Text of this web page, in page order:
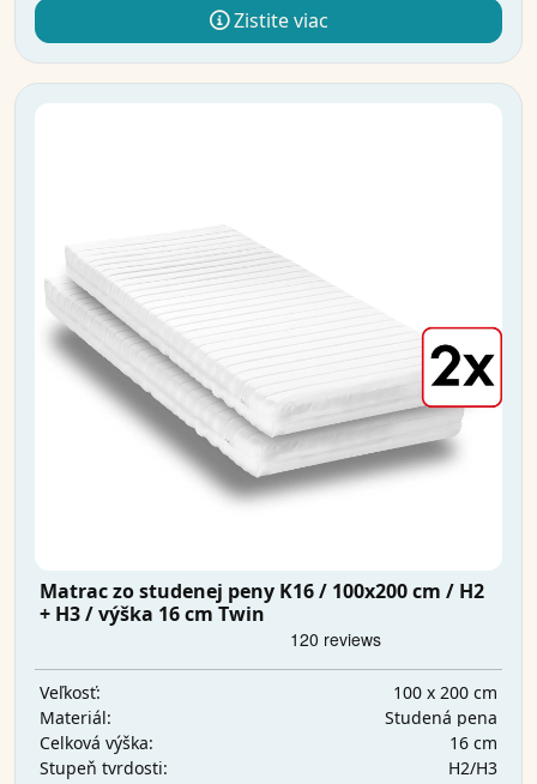
Zistite viac
Matrac zo studenej peny K16 / 100x200 cm / H2
+ H3 / výška 16 cm Twin
Veľkosť:
100 x 200 cm
Materiál:
Studená pena
Celková výška:
16 cm
Stupeň tvrdosti:
H2/H3